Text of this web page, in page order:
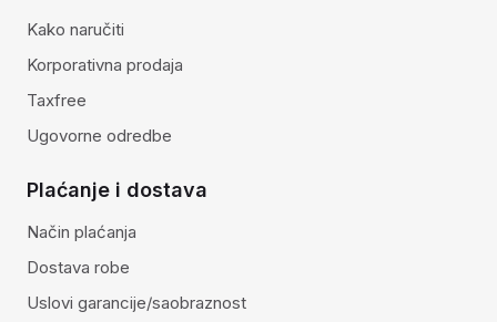
Kako naručiti
Korporativna prodaja
Taxfree
Ugovorne odredbe
Plaćanje i dostava
Način plaćanja
Dostava robe
Uslovi garancije/saobraznost